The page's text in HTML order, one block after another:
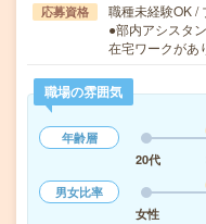
応募資格
職種未経験OK /
●部内アシスタ
在宅ワークがあ
職場の雰囲気
年齢層
20代
男女比率
女性